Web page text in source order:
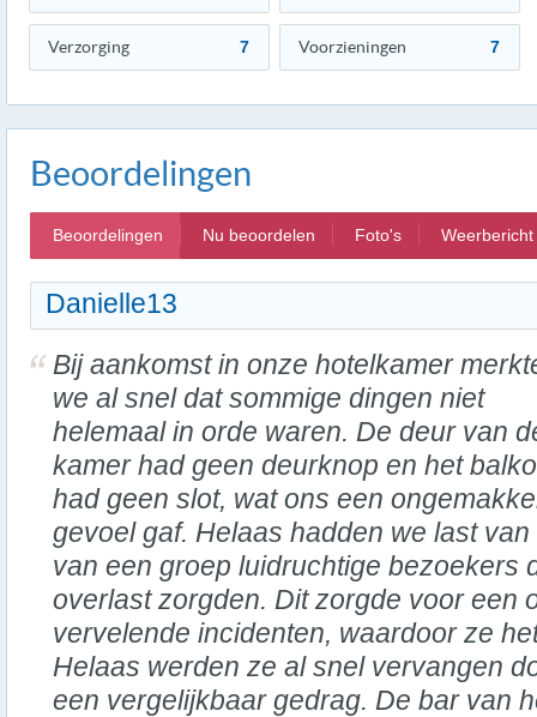
Verzorging 7 Voorzieningen 7
Beoordelingen
Beoordelingen Nu beoordelen Foto's Weerbericht
Danielle13
Bij aankomst in onze hotelkamer
we al snel dat sommige dingen niet
helemaal in orde waren. De deur van
kamer had geen deurknop en het
had geen slot, wat ons een
gevoel gaf. Helaas hadden we last
van een groep luidruchtige bezoekers
overlast zorgden. Dit zorgde voor een
vervelende incidenten, waardoor ze
Helaas werden ze al snel vervangen
een vergelijkbaar gedrag. De bar van